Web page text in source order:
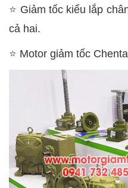
⭐ Giảm tốc kiểu lắp
cả hai.
⭐ Motor giảm tốc